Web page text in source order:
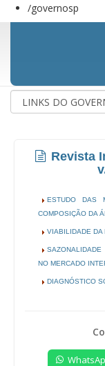
/governosp
Revista
ESTUDO DAS
COMPOSIÇÃO DA
VIABILIDADE DA
NO MERCADO
DIAGNÓSTICO